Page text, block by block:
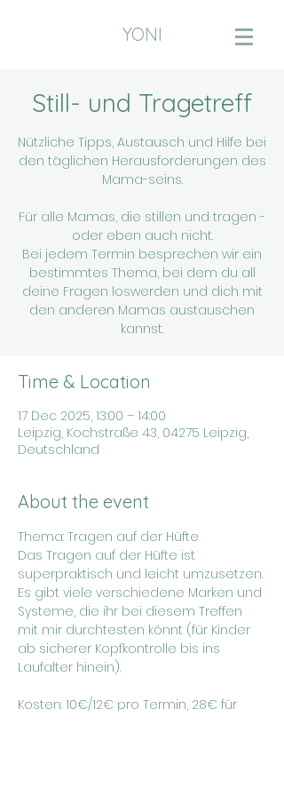
YONI
Still- und Tragetreff
Nützliche Tipps, Austausch und Hilfe bei
den täglichen Herausforderungen des
Mama-seins.
Für alle Mamas, die stillen und tragen -
oder eben auch nicht.
Bei jedem Termin besprechen wir ein
bestimmtes Thema, bei dem du all
deine Fragen loswerden und dich mit
den anderen Mamas austauschen
kannst.
Time & Location
17 Dec 2025, 13:00 – 14:00
Leipzig, Kochstraße 43, 04275 Leipzig,
Deutschland
About the event
Thema: Tragen auf der Hüfte
Das Tragen auf der Hüfte ist
superpraktisch und leicht umzusetzen.
Es gibt viele verschiedene Marken und
Systeme, die ihr bei diesem Treffen
mit mir durchtesten könnt (für Kinder
ab sicherer Kopfkontrolle bis ins
Laufalter hinein).
Kosten: 10€/12€ pro Termin, 28€ für